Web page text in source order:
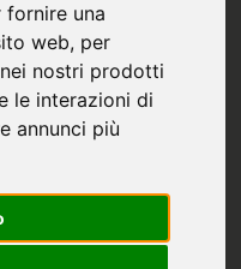
fornire una
web, per
nostri prodotti
le interazioni di
annunci più